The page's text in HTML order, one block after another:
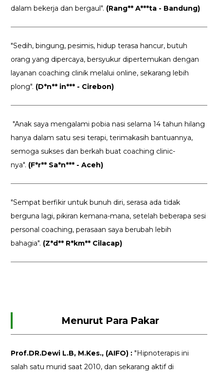
dalam bekerja dan bergaul". (Rang** A***ta - Bandung)
"Sedih, bingung, pesimis, hidup terasa hancur, butuh
orang yang dipercaya, bersyukur dipertemukan dengan
layanan coaching clinik melalui online, sekarang lebih
plong". (D*n** in*** - Cirebon)
"Anak saya mengalami pobia nasi selama 14 tahun hilang
hanya dalam satu sesi terapi, terimakasih bantuannya,
semoga sukses dan berkah buat coaching clinic-
nya". (F*r** Sa*n*** - Aceh)
"Sempat berfikir untuk bunuh diri, serasa ada tidak
berguna lagi, pikiran kemana-mana, setelah beberapa sesi
personal coaching, perasaan saya berubah lebih
bahagia". (Z*d** R*km** Cilacap)
Menurut Para Pakar
Prof.DR.Dewi L.B, M.Kes., (AIFO) :"Hipnoterapis ini
salah satu murid saat 2010, dan sekarang aktif di